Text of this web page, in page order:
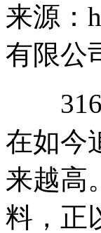
来源：
有限公
在如今
来越高
料，正